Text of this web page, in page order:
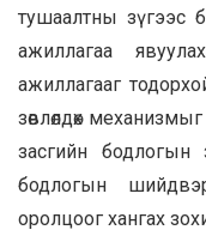
тушаалтны зүгээс
ажиллагаа
ажиллагааг
зөвлөлдөх
засгийн бодлогын
бодлогын
оролцоог хангах